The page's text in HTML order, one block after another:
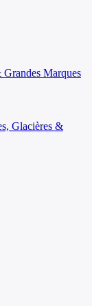
Marques
Glacières &